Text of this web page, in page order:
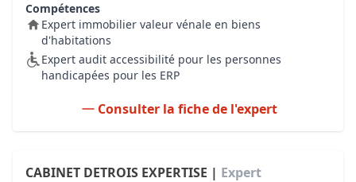
Compétences
Expert immobilier valeur vénale en biens
d'habitations
Expert audit accessibilité pour les personnes
handicapées pour les ERP
Consulter la fiche de l'expert
CABINET DETROIS EXPERTISE | Expert